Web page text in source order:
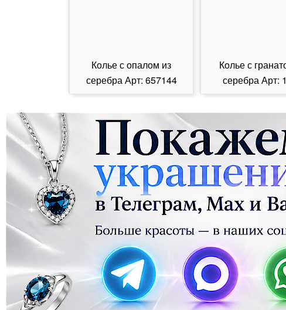
Колье с опалом из
серебра Арт: 657144
Колье с
серебра Арт: